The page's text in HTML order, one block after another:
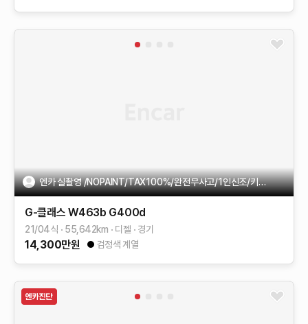
엔카 실촬영 /NOPAINT/TAX100%/완전무사고/1인신조/키2개
G-클래스 W463b G400d
21/04식 55,642km 디젤 경기
14,300만원 검정색 계열